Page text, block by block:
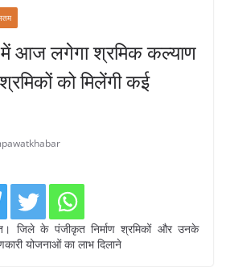
में आज लगेगा श्रमिक कल्याण
को मिलेंगी कई
जिले के पंजीकृत निर्माण श्रमिकों और उनके
योजनाओं का लाभ दिलाने